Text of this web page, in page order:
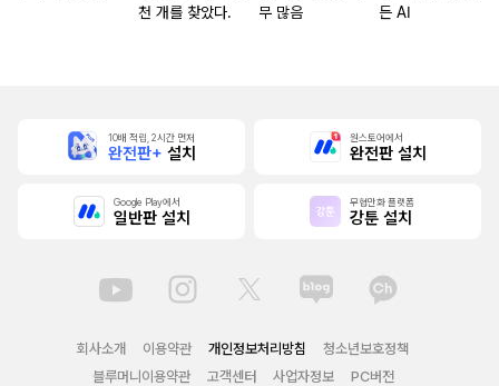
천 개를 찾았다.
무 많음
든 AI
10배 적립, 2시간 먼저
완전판+ 설치
원스토어에서
완전판 설치
Google Play에서
일반판 설치
무협만화 플랫폼
강툰 설치
회사소개 이용약관 개인정보처리방침
청소년보호정책
블루머니이용약관
고객센터 사업자정보 PC버전